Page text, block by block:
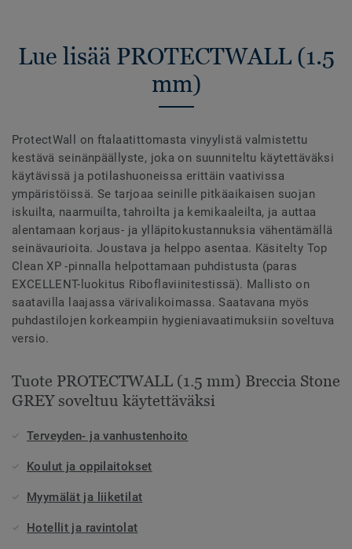
Lue lisää PROTECTWALL (1.5
mm)
ProtectWall on ftalaatittomasta vinyylistä valmistettu
kestävä seinänpäällyste, joka on suunniteltu käytettäväksi
käytävissä ja potilashuoneissa erittäin vaativissa
ympäristöissä. Se tarjoaa seinille pitkäaikaisen suojan
iskuilta, naarmuilta, tahroilta ja kemikaaleilta, ja auttaa
alentamaan korjaus- ja ylläpitokustannuksia vähentämällä
seinävaurioita. Joustava ja helppo asentaa. Käsitelty Top
Clean XP -pinnalla helpottamaan puhdistusta (paras
EXCELLENT-luokitus Riboflaviinitestissä). Mallisto on
saatavilla laajassa värivalikoimassa. Saatavana myös
puhdastilojen korkeampiin hygieniavaatimuksiin soveltuva
versio.
Tuote PROTECTWALL (1.5 mm) Breccia Stone
GREY soveltuu käytettäväksi
Terveyden- ja vanhustenhoito
Koulut ja oppilaitokset
Myymälät ja liiketilat
Hotellit ja ravintolat